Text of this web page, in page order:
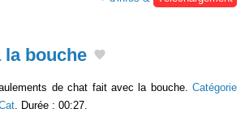
la bouche
de chat fait avec la bouche. Catégorie
. Durée : 00:27.